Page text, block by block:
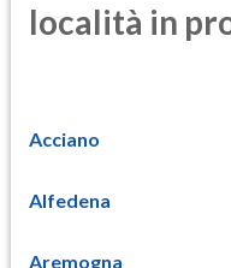
località in
Acciano
Alfedena
Aremogna